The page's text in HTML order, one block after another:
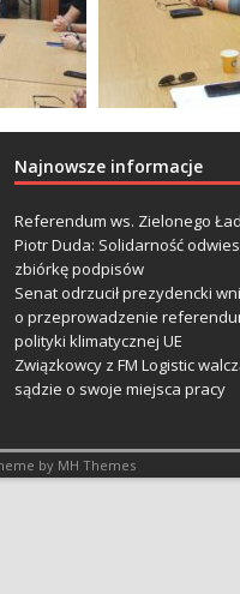
Najnowsze informacje
Referendum ws. Zielonego
Piotr Duda: Solidarność
zbiórkę podpisów
Senat odrzucił prezydencki
o przeprowadzenie
polityki klimatycznej UE
Związkowcy z FM Logistic
sądzie o swoje miejsca pracy
by MH Themes